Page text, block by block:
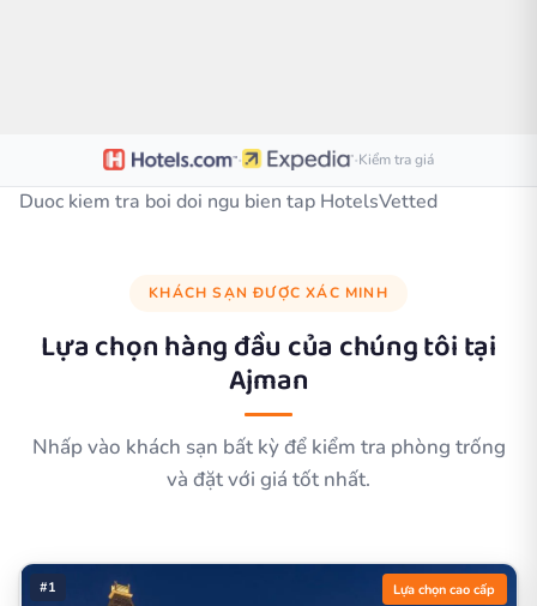
· ·Kiểm tra giá
Duoc kiem tra boi doi ngu bien tap HotelsVetted
KHÁCH SẠN ĐƯỢC XÁC MINH
Lựa chọn hàng đầu của chúng tôi tại
Ajman
Nhấp vào khách sạn bất kỳ để kiểm tra phòng trống
và đặt với giá tốt nhất.
#1 Lựa chọn cao cấp